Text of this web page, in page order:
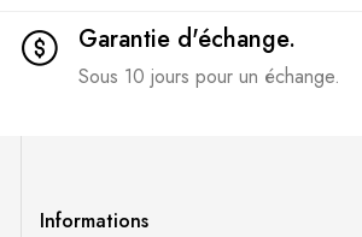
Garantie d'échange.
Sous 10 jours pour un échange.
Informations